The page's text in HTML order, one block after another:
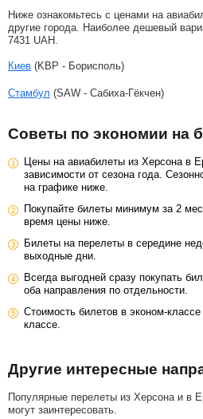
Ниже ознакомьтесь с ценами на
другие города. Наиболее дешевый
7431 UAH
Киев (KBP - Борисполь)
Стамбул (SAW - Сабиха-Гёкчен)
Советы по экономии на
Цены на авиабилеты из Херсона в
зависимости от сезона года.
на графике ниже.
Покупайте билеты минимум за 2
время цены ниже.
Билеты на перелеты в середине
выходные дни.
Всегда выгодней сразу покупать
оба направления по отдельности.
Стоимость билетов в эконом-
классе.
Другие интересные
Популярные перелеты из Херсона и в
могут заинтересовать.